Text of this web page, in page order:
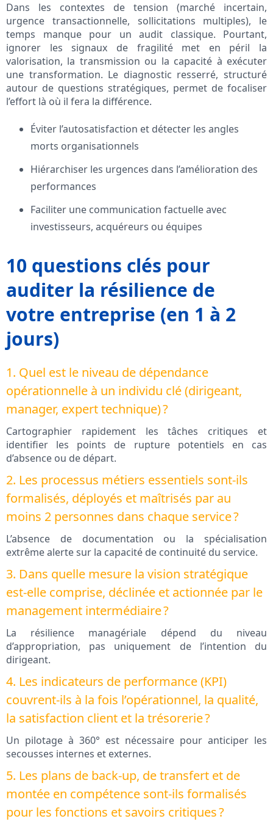
Dans les contextes de tension (marché incertain,
urgence transactionnelle, sollicitations multiples), le
temps manque pour un audit classique. Pourtant,
ignorer les signaux de fragilité met en péril la
valorisation, la transmission ou la capacité à exécuter
une transformation. Le diagnostic resserré, structuré
autour de questions stratégiques, permet de focaliser
l’effort là où il fera la différence.
Éviter l’autosatisfaction et détecter les angles
morts organisationnels
Hiérarchiser les urgences dans l’amélioration des
performances
Faciliter une communication factuelle avec
investisseurs, acquéreurs ou équipes
10 questions clés pour
auditer la résilience de
votre entreprise (en 1 à 2
jours)
1. Quel est le niveau de dépendance
opérationnelle à un individu clé (dirigeant,
manager, expert technique) ?
Cartographier rapidement les tâches critiques et
identifier les points de rupture potentiels en cas
d’absence ou de départ.
2. Les processus métiers essentiels sont-ils
formalisés, déployés et maîtrisés par au
moins 2 personnes dans chaque service ?
L’absence de documentation ou la spécialisation
extrême alerte sur la capacité de continuité du service.
3. Dans quelle mesure la vision stratégique
est-elle comprise, déclinée et actionnée par le
management intermédiaire ?
La résilience managériale dépend du niveau
d’appropriation, pas uniquement de l’intention du
dirigeant.
4. Les indicateurs de performance (KPI)
couvrent-ils à la fois l’opérationnel, la qualité,
la satisfaction client et la trésorerie ?
Un pilotage à 360° est nécessaire pour anticiper les
secousses internes et externes.
5. Les plans de back-up, de transfert et de
montée en compétence sont-ils formalisés
pour les fonctions et savoirs critiques ?